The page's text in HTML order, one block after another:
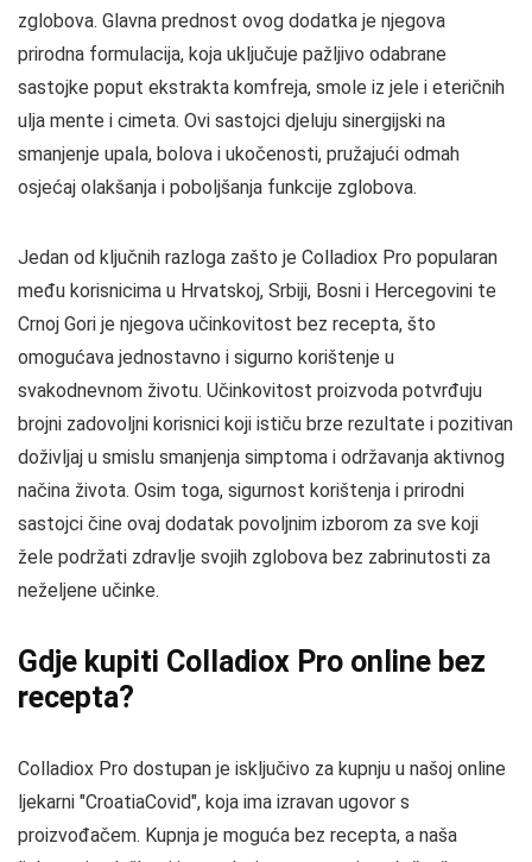
zglobova. Glavna prednost ovog dodatka je njegova
prirodna formulacija, koja uključuje pažljivo odabrane
sastojke poput ekstrakta komfreja, smole iz jele i eteričnih
ulja mente i cimeta. Ovi sastojci djeluju sinergijski na
smanjenje upala, bolova i ukočenosti, pružajući odmah
osjećaj olakšanja i poboljšanja funkcije zglobova.
Jedan od ključnih razloga zašto je Colladiox Pro popularan
među korisnicima u Hrvatskoj, Srbiji, Bosni i Hercegovini te
Crnoj Gori je njegova učinkovitost bez recepta, što
omogućava jednostavno i sigurno korištenje u
svakodnevnom životu. Učinkovitost proizvoda potvrđuju
brojni zadovoljni korisnici koji ističu brze rezultate i pozitivan
doživljaj u smislu smanjenja simptoma i održavanja aktivnog
načina života. Osim toga, sigurnost korištenja i prirodni
sastojci čine ovaj dodatak povoljnim izborom za sve koji
žele podržati zdravlje svojih zglobova bez zabrinutosti za
neželjene učinke.
Gdje kupiti Colladiox Pro online bez
recepta?
Colladiox Pro dostupan je isključivo za kupnju u našoj online
ljekarni "CroatiaCovid", koja ima izravan ugovor s
proizvođačem. Kupnja je moguća bez recepta, a naša